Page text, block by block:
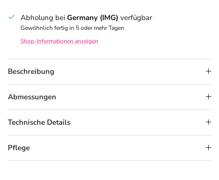
Abholung bei Germany (IMG) verfügbar
Gewöhnlich fertig in 5 oder mehr Tagen
Shop-Informationen anzeigen
Beschreibung
Abmessungen
Technische Details
Pflege